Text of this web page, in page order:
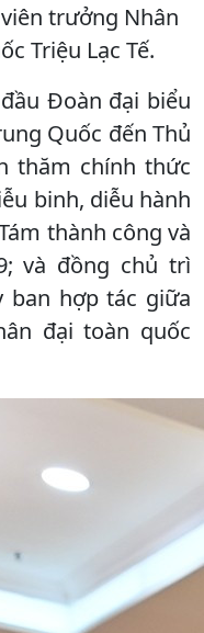
trưởng Nhân
Triệu Lạc Tế.
Đoàn đại biểu
Quốc đến Thủ
thăm chính thức
binh, diễu hành
thành công và
và đồng chủ trì
ban hợp tác giữa
đại toàn quốc